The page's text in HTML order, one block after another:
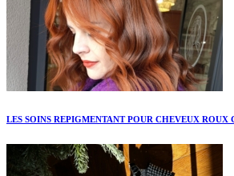
LES SOINS REPIGMENTANT POUR CHEVEUX ROUX